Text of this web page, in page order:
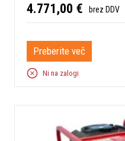
4.771,00 € brez DDV
Preberite več
Ni na zalogi